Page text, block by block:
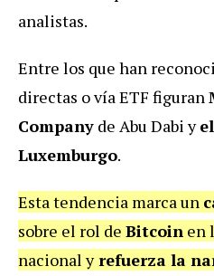
analistas.
Entre los que han
directas o vía ETF figuran
Company de Abu Dabi y
Luxemburgo.
Esta tendencia marca un
sobre el rol de Bitcoin en
nacional yrefuerza la